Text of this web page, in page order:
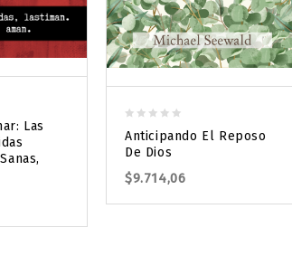
Las
out
of
5
Anticipando El Reposo
De Dios
$9.714,06